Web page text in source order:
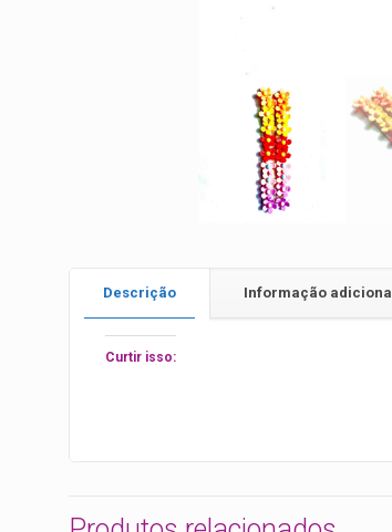
Descrição Informação adicional
Curtir isso: